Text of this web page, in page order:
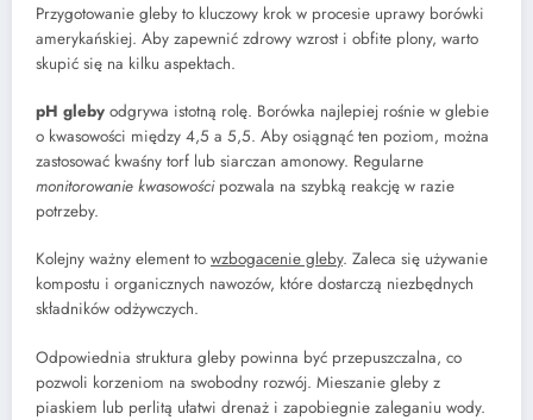
Przygotowanie gleby to kluczowy krok w procesie uprawy borówki
amerykańskiej. Aby zapewnić zdrowy wzrost i obfite plony, warto
skupić się na kilku aspektach.
pH gleby odgrywa istotną rolę. Borówka najlepiej rośnie w glebie
o kwasowości między 4,5 a 5,5. Aby osiągnąć ten poziom, można
zastosować kwaśny torf lub siarczan amonowy. Regularne
monitorowanie kwasowościpozwala na szybką reakcję w razie
potrzeby.
Kolejny ważny element to wzbogacenie gleby. Zaleca się używanie
kompostu i organicznych nawozów, które dostarczą niezbędnych
składników odżywczych.
Odpowiednia struktura gleby powinna być przepuszczalna, co
pozwoli korzeniom na swobodny rozwój. Mieszanie gleby z
piaskiem lub perlitą ułatwi drenaż i zapobiegnie zaleganiu wody.